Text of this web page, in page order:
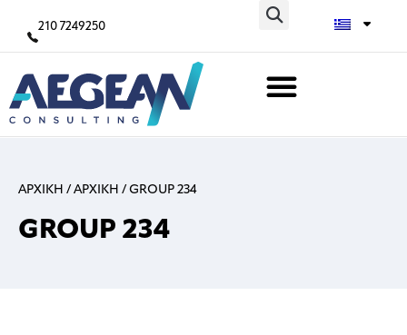
210 7249250
ΑΡΧΙΚΗ / ΑΡΧΙΚΗ / GROUP 234
GROUP 234